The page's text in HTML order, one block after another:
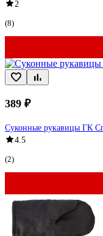
2
(8)
389 ₽
Суконные рукавицы ГК
4.5
(2)